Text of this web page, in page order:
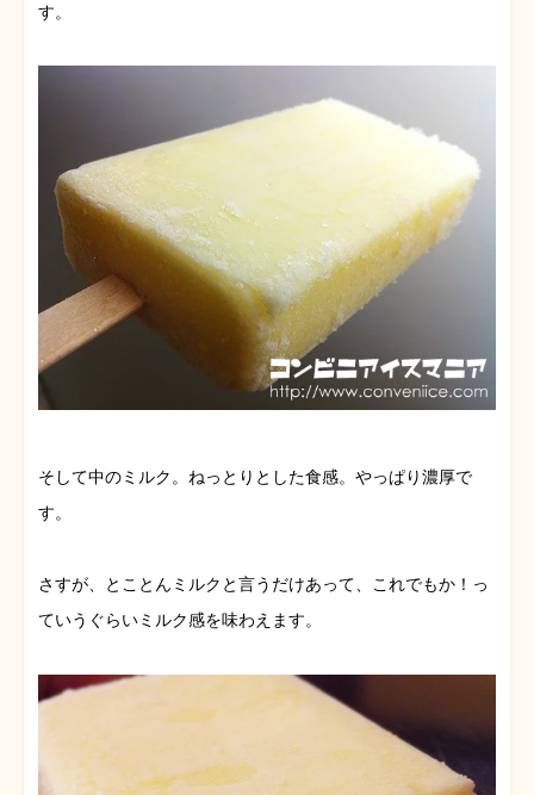
す。
そして中のミルク。ねっとりとした食感。やっぱり濃厚で
す。
さすが、とことんミルクと言うだけあって、これでもか！っ
ていうぐらいミルク感を味わえます。